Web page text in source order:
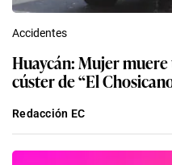
Accidentes
Huaycán: Mujer
cúster de “El
Redacción EC